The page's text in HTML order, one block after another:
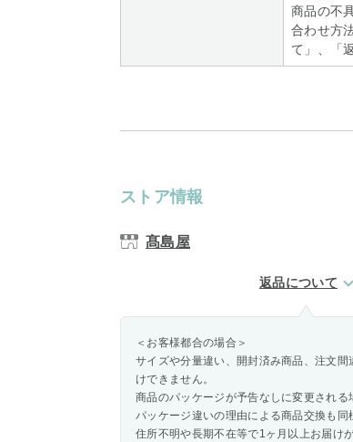
商品の不
合わせ方
て」、「
ストア情報
髙島屋
返品について
＜お客様都合の場合＞
サイズや分量違い、開封済み商品、注文
けできません。
商品のパッケージが予告なしに変更される
パッケージ違いの理由による商品交換も同
住所不明や長期不在等で1ヶ月以上お届け